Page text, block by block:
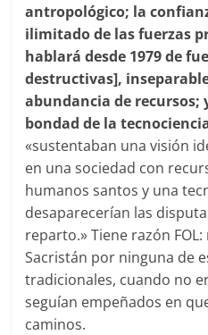
antropológico; la
ilimitado de las fuerzas
hablará desde 1979 de
destructivas],
abundancia de recursos;
bondad de la
«sustentaban una visión
en una sociedad con
humanos santos y una
desaparecerían las
reparto.» Tiene razón
Sacristán por ninguna de
tradicionales, cuando no
seguían empeñados en
caminos.